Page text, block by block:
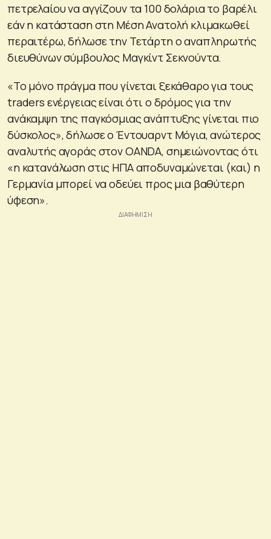
πετρελαίου να αγγίζουν τα 100 δολάρια το βαρέλι
εάν η κατάσταση στη Μέση Ανατολή κλιμακωθεί
περαιτέρω, δήλωσε την Τετάρτη ο αναπληρωτής
διευθύνων σύμβουλος Μαγκίντ Σεκνούντα.
«Το μόνο πράγμα που γίνεται ξεκάθαρο για τους
traders ενέργειας είναι ότι ο δρόμος για την
ανάκαμψη της παγκόσμιας ανάπτυξης γίνεται πιο
δύσκολος», δήλωσε ο Έντουαρντ Μόγια, ανώτερος
αναλυτής αγοράς στον OANDA, σημειώνοντας ότι
«η κατανάλωση στις ΗΠΑ αποδυναμώνεται (και) η
Γερμανία μπορεί να οδεύει προς μια βαθύτερη
ύφεση».